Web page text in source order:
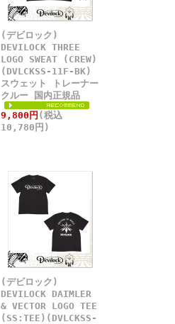
(デビロック)
DEVILOCK THREE
LOGO SWEAT (CREW)
(DVLCKSS-11F-BK)
スウェット トレーナー
クルー 国内正規品
9,800円 (税込
10,780円)
(デビロック)
DEVILOCK DAIMLER
& VECTOR LOGO TEE
(SS:TEE)(DVLCKSS-